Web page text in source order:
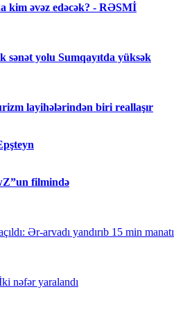
kim əvəz edəcək? - RƏSMİ
sənət yolu Sumqayıtda yüksək
layihələrindən biri reallaşır
filmində
Ər-arvadı yandırıb 15 min manatı
nəfər yaralandı